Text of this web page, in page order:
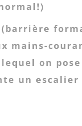
(barrière
mains-
on
un escalier